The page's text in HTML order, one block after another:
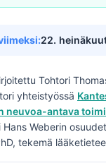
22.
Tohtori
yhteistyössä
neuvoa-antava
Weberin
tekemä